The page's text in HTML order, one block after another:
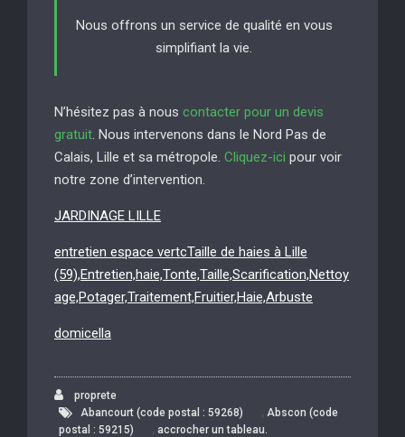
Nous offrons un service de qualité en vous
simplifiant la vie.
N’hésitez pas à nous contacter pour un devis
gratuit . Nous intervenons dans le Nord Pas de
Calais, Lille et sa métropole. Cliquez-ici pour voir
notre zone d’intervention.
JARDINAGE LILLE
entretien espace vertcTaille de haies à Lille
(59),Entretien,haie,Tonte,Taille,Scarification,Nettoy
age,Potager,Traitement,Fruitier,Haie,Arbuste
domicella
proprete
Abancourt (code postal : 59268)
, Abscon (code
postal : 59215)
, accrocher un tableau.